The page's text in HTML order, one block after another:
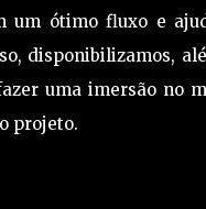
um ótimo fluxo e
disponibilizamos,
uma imersão no
projeto.